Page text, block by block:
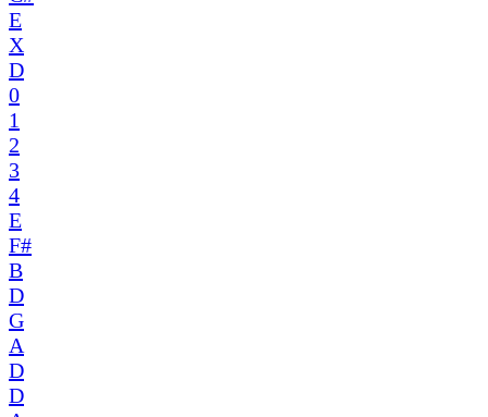
E
X
D
0
1
2
3
4
E
F#
B
D
G
A
D
D